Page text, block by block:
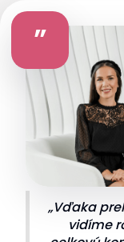
”
„Vďaka
vidíme